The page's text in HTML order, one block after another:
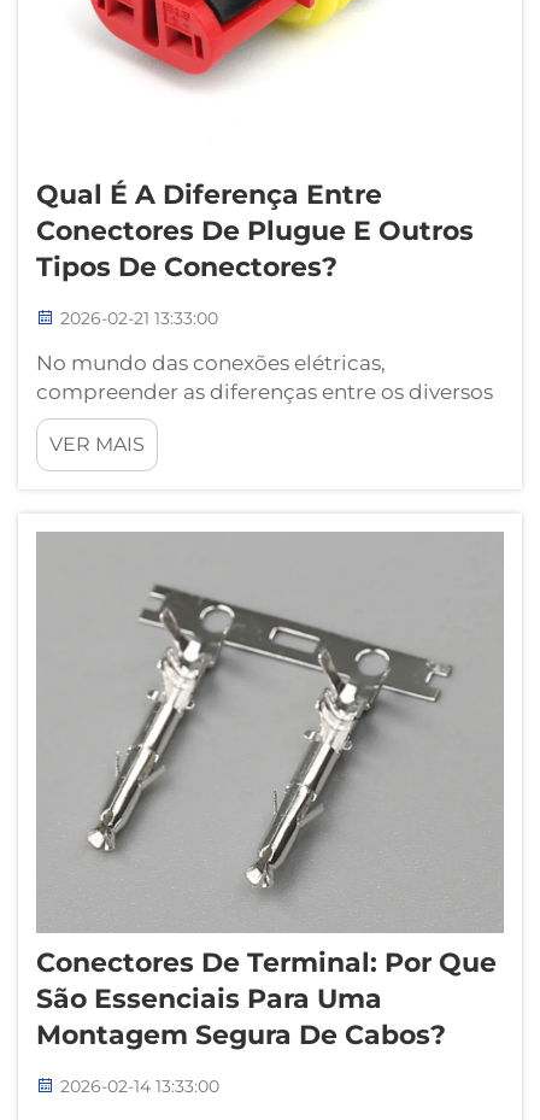
Qual É A Diferença Entre
Conectores De Plugue E Outros
Tipos De Conectores?
2026-02-21 13:33:00
No mundo das conexões elétricas,
compreender as diferenças entre os diversos
tipos de conectores é fundamental para
engenheiros, técnicos e profissionais que
trabalham com sistemas eletrônicos. Os
categorias mais básicas...
VER MAIS
Conectores De Terminal: Por Que
São Essenciais Para Uma
Montagem Segura De Cabos?
2026-02-14 13:33:00